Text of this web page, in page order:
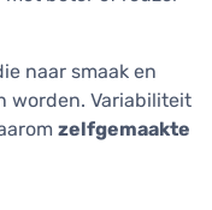
naar smaak en
worden. Variabiliteit
zelfgemaakte